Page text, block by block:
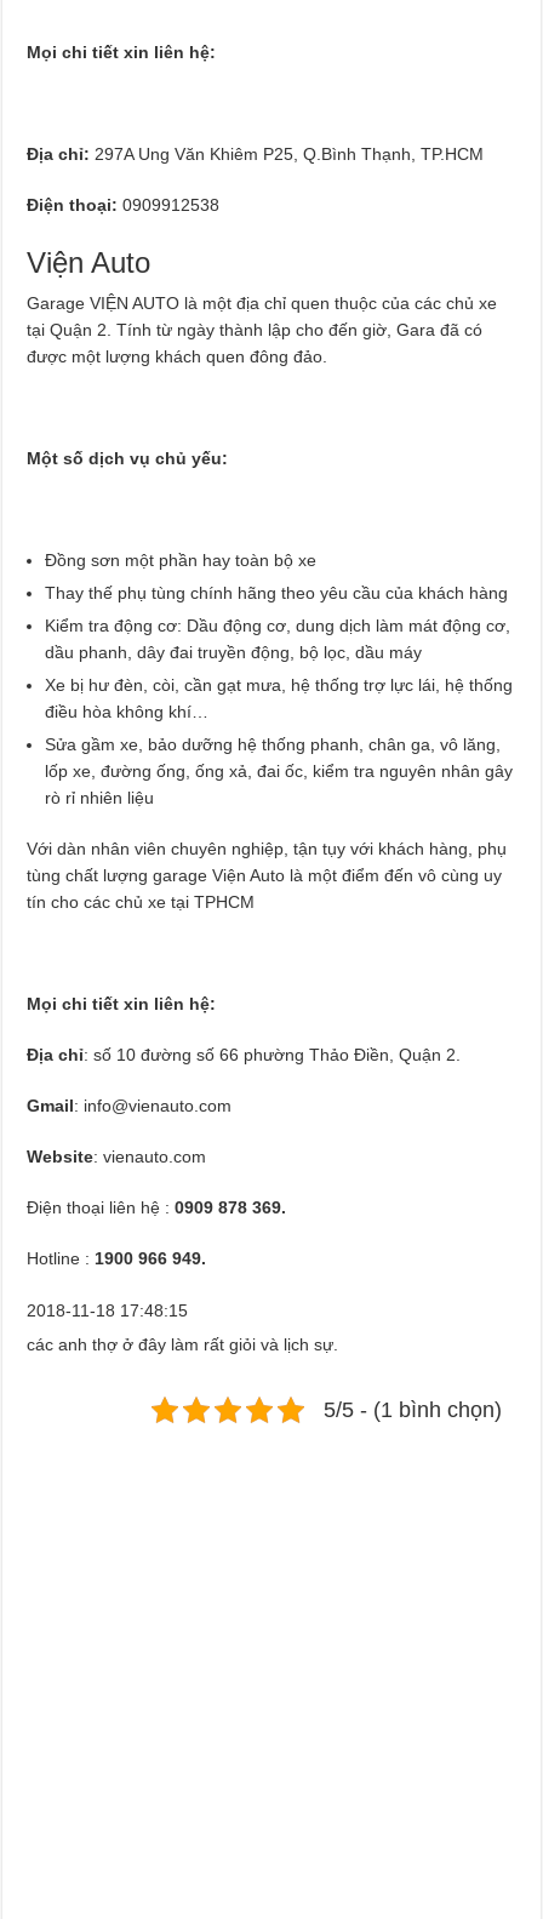
Mọi chi tiết xin liên hệ:
Địa chỉ: 297A Ung Văn Khiêm P25, Q.Bình Thạnh, TP.HCM
Điện thoại:0909912538
Viện Auto
Garage VIỆN AUTO là một địa chỉ quen thuộc của các chủ xe
tại Quận 2. Tính từ ngày thành lập cho đến giờ, Gara đã có
được một lượng khách quen đông đảo.
Một số dịch vụ chủ yếu:
Đồng sơn một phần hay toàn bộ xe
Thay thế phụ tùng chính hãng theo yêu cầu của khách hàng
Kiểm tra động cơ: Dầu động cơ, dung dịch làm mát động cơ,
dầu phanh, dây đai truyền động, bộ lọc, dầu máy
Xe bị hư đèn, còi, cần gạt mưa, hệ thống trợ lực lái, hệ thống
điều hòa không khí…
Sửa gầm xe, bảo dưỡng hệ thống phanh, chân ga, vô lăng,
lốp xe, đường ống, ống xả, đai ốc, kiểm tra nguyên nhân gây
rò rỉ nhiên liệu
Với dàn nhân viên chuyên nghiệp, tận tụy với khách hàng, phụ
tùng chất lượng garage Viện Auto là một điểm đến vô cùng uy
tín cho các chủ xe tại TPHCM
Mọi chi tiết xin liên hệ:
Địa chỉ: số 10 đường số 66 phường Thảo Điền, Quận 2.
Gmail: info@vienauto.com
Website: vienauto.com
Điện thoại liên hệ :0909 878 369.
Hotline : 1900 966 949.
2018-11-18 17:48:15
các anh thợ ở đây làm rất giỏi và lịch sự.
5/5 - (1 bình chọn)